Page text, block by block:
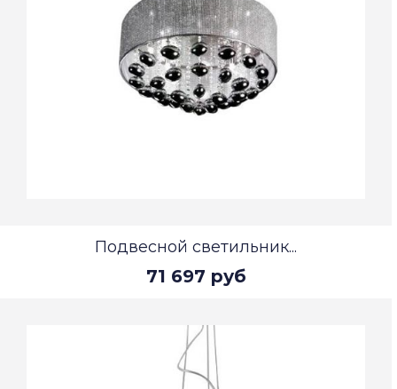
Подвесной светильник...
71 697 руб